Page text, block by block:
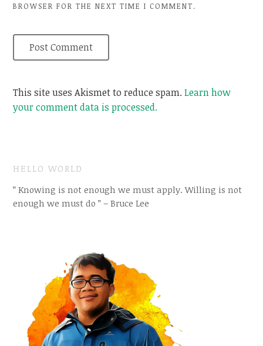
BROWSER FOR THE NEXT TIME I COMMENT.
This site uses Akismet to reduce spam.Learn how
your comment data is processed.
HELLO WORLD
” Knowing is not enough we must apply. Willing is not
enough we must do ” – Bruce Lee